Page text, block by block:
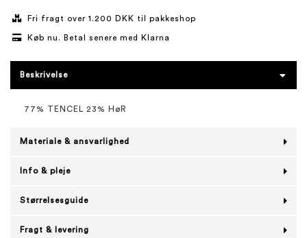
Fri fragt over 1.200 DKK til pakkeshop
Køb nu. Betal senere med Klarna
Beskrivelse
77% TENCEL 23% HøR
Materiale & ansvarlighed
Info & pleje
Størrelsesguide
Fragt & levering